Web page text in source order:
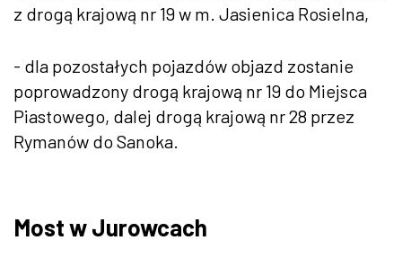
z drogą krajową nr 19 w m. Jasienica Rosielna,
- dla pozostałych pojazdów objazd zostanie
poprowadzony drogą krajową nr 19 do Miejsca
Piastowego, dalej drogą krajową nr 28 przez
Rymanów do Sanoka.
Most w Jurowcach